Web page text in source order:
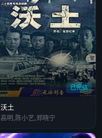
已完结
沃土
高明,陈小艺,郑晓宁